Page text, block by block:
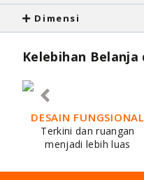
Dimensi
Kelebihan
DESAIN FUNGSIONAL
Terkini dan ruangan
menjadi lebih luas